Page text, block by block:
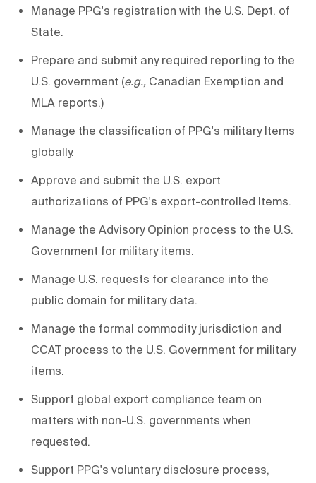
Manage PPG's registration with the U.S. Dept. of
State.
Prepare and submit any required reporting to the
U.S. government (e.g., Canadian Exemption and
MLA reports.)
Manage the classification of PPG's military Items
globally.
Approve and submit the U.S. export
authorizations of PPG's export-controlled Items.
Manage the Advisory Opinion process to the U.S.
Government for military items.
Manage U.S. requests for clearance into the
public domain for military data.
Manage the formal commodity jurisdiction and
CCAT process to the U.S. Government for military
items.
Support global export compliance team on
matters with non-U.S. governments when
requested.
Support PPG's voluntary disclosure process,